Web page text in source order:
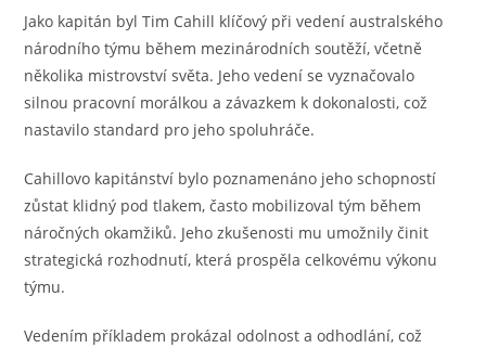
Jako kapitán byl Tim Cahill klíčový při vedení australského
národního týmu během mezinárodních soutěží, včetně
několika mistrovství světa. Jeho vedení se vyznačovalo
silnou pracovní morálkou a závazkem k dokonalosti, což
nastavilo standard pro jeho spoluhráče.
Cahillovo kapitánství bylo poznamenáno jeho schopností
zůstat klidný pod tlakem, často mobilizoval tým během
náročných okamžiků. Jeho zkušenosti mu umožnily činit
strategická rozhodnutí, která prospěla celkovému výkonu
týmu.
Vedením příkladem prokázal odolnost a odhodlání, což